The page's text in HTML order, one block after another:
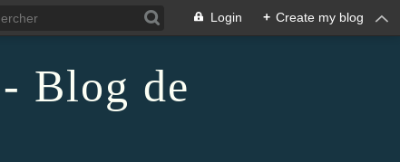
Login + Create my blog
Blog de